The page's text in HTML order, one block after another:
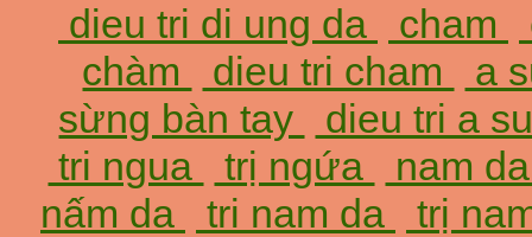
dieu tri di ung da
cham
chàm
dieu tri cham
a
sừng bàn tay
dieu tri a
tri ngua
trị ngứa
nam
nấm da
tri nam da
trị